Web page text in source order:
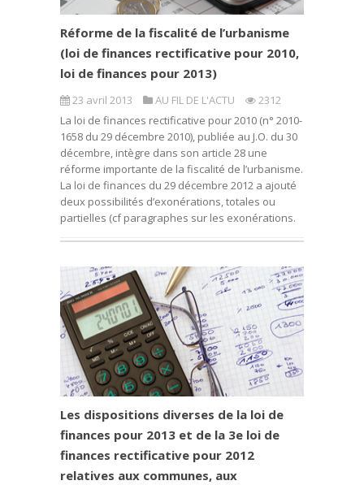
Réforme de la fiscalité de l’urbanisme
(loi de finances rectificative pour 2010,
loi de finances pour 2013)
23 avril 2013 AU FIL DE L'ACTU
2312
La loi de finances rectificative pour 2010 (n° 2010-
1658 du 29 décembre 2010), publiée au J.O. du 30
décembre, intègre dans son article 28 une
réforme importante de la fiscalité de l’urbanisme.
La loi de finances du 29 décembre 2012 a ajouté
deux possibilités d’exonérations, totales ou
partielles (cf paragraphes sur les exonérations.
Les dispositions diverses de la loi de
finances pour 2013 et de la 3e loi de
finances rectificative pour 2012
relatives aux communes, aux